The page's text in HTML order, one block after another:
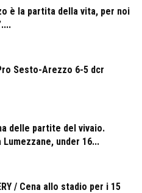
è la partita della vita, per noi
Sesto-Arezzo 6-5 dcr
delle partite del vivaio.
Lumezzane, under 16...
/ Cena allo stadio per i 15